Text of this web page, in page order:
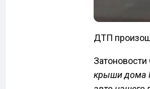
ДТП
Затоновости
крыши дома